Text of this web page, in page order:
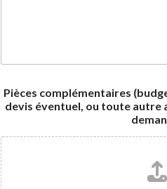
Pièces complémentaires
devis éventuel, ou toute autre